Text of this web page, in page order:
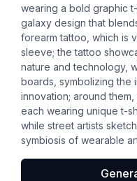
wearing a bold graphic
galaxy design that
forearm tattoo, which is
sleeve; the tattoo
nature and technology,
boards, symbolizing the
innovation; around
each wearing unique t-
while street artists
symbiosis of wearable